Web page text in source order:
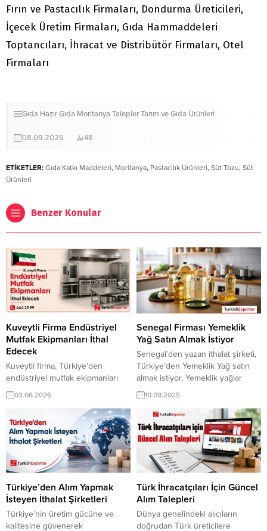
Fırın ve Pastacılık Firmaları, Dondurma Üreticileri,
İçecek Üretim Firmaları, Gıda Hammaddeleri
Toptancıları, İhracat ve Distribütör Firmaları, Otel
Firmaları
Gıda Hazır Gıda Moritanya TaleplerTarım ve Gıda Ürünleri
08.09.2025 48
ETİKETLER: Gıda Katkı Maddeleri, Moritanya, Pastacılık Ürünleri, Süt Tozu, Süt
Ürünleri
Benzer Konular
Kuveytli Firma Endüstriyel
Mutfak Ekipmanları İthal
Edecek
Kuveytli firma, Türkiye’den
endüstriyel mutfak ekipmanları
tedariki için üretici ve/veya
ihracatçı firma arıyor. Otel,
restoran, kafe ve profesyonel
işletmelerde kullanılacak kaliteli
mutfak ekipmanları için Türk
üreticilerden ürün katalogları,
teknik özellikler ve fiyat teklifleri
talep ediyor. ➤ Talebin
detaylarına buradan
ulaşabilirsiniz. İletişim: 444 23 99
– 539 773 3550 Tüm dünyadan...
03.06.2026
Senegal Firması Yemeklik
Yağ Satın Almak İstiyor
Senegal’den yazan ithalat şirketi,
Türkiye’den Yemeklik Yağ satın
almak istiyor. Yemeklik yağlar
üreticisi olan Türk şirketler için
Senegal’den gelen bu talep yeni
bir ihracat pazarı olabilir. Bu alım
ilanın detaylarına TurkishExporter
/ VIP üyeleri cevap verebilir. ➤
Talebin detaylarına buradan
ulaşabilirsiniz. Tüm Yemeklik
Yağlar İthalat
TalepleriSenegal’den Gelen
İthalat Talepleri Yemeklik Yağ...
10.09.2025
Türkiye’den Alım Yapmak
İsteyen İthalat Şirketleri
Türkiye’nin üretim gücüne ve
kalitesine güvenerek
Türk İhracatçıları İçin Güncel
Alım Talepleri
Dünya genelindeki alıcıların
doğrudan Türk üreticilere